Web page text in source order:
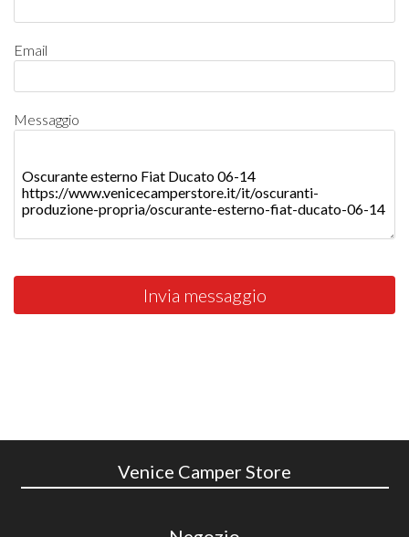
Email
Messaggio
Invia messaggio
Venice Camper Store